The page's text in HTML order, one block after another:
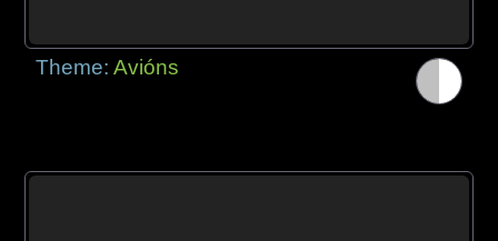
Theme:Avións